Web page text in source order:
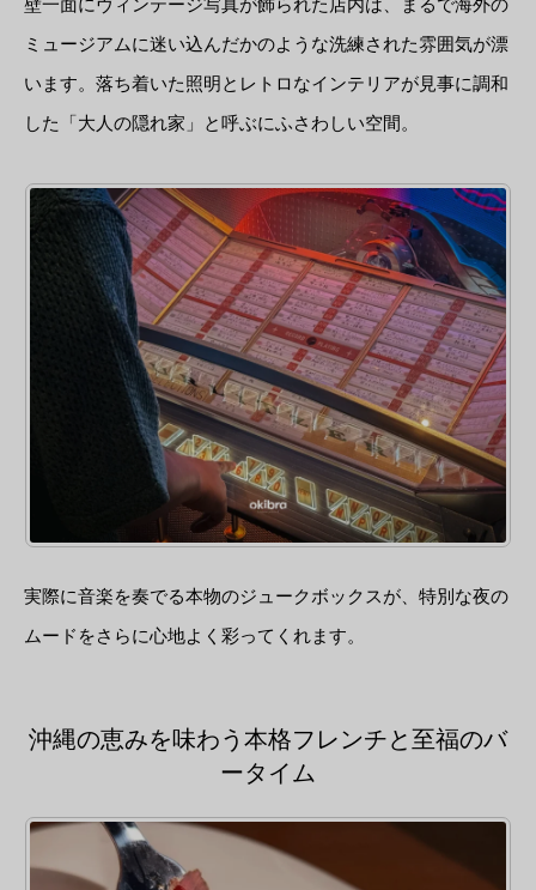
ミュージアムに迷い込んだかのような洗練された雰囲気が漂
います。落ち着いた照明とレトロなインテリアが見事に調和
した「大人の隠れ家」と呼ぶにふさわしい空間。
実際に音楽を奏でる本物のジュークボックスが、特別な夜の
ムードをさらに心地よく彩ってくれます。
沖縄の恵みを味わう本格フレンチと至福のバ
ータイム